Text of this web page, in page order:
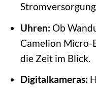
Uhren: Ob
Camelion Micro-
die Zeit im Blick.
Digitalkameras: